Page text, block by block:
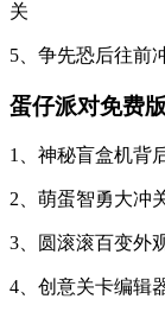
关
5、争先恐后往前
蛋仔派对免费
1、神秘盲盒机背
2、萌蛋智勇大冲
3、圆滚滚百变外
4、创意关卡编辑